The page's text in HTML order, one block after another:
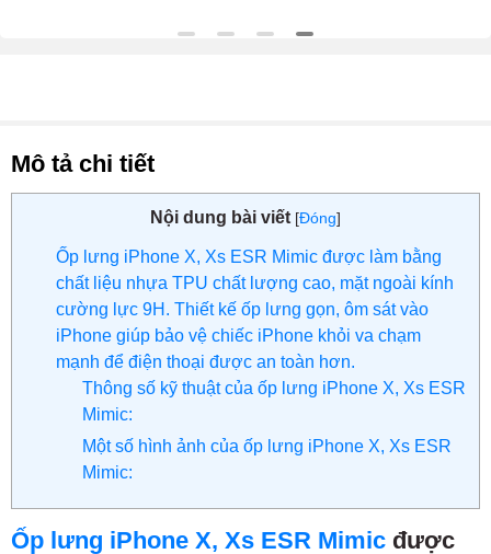
Mô tả chi tiết
Nội dung bài viết [Đóng]
Ốp lưng iPhone X, Xs ESR Mimic được làm bằng
chất liệu nhựa TPU chất lượng cao, mặt ngoài kính
cường lực 9H. Thiết kế ốp lưng gọn, ôm sát vào
iPhone giúp bảo vệ chiếc iPhone khỏi va chạm
mạnh để điện thoại được an toàn hơn.
Thông số kỹ thuật của ốp lưng iPhone X, Xs ESR
Mimic:
Một số hình ảnh của ốp lưng iPhone X, Xs ESR
Mimic:
Ốp lưng iPhone X, Xs ESR Mimic được